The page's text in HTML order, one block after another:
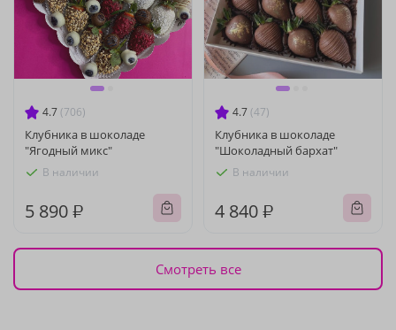
4.7 (706)
Клубника в шоколаде
"Ягодный микс"
В наличии
5 890 ₽
4.7 (47)
Клубника в шоколаде
"Шоколадный бархат"
В наличии
4 840 ₽
Смотреть все